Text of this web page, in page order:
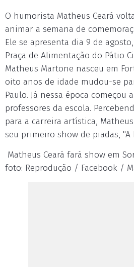
O humorista Matheus Ceará
animar a semana de
Ele se apresenta dia 9 de
Praça de Alimentação do Pátio
Matheus Martone nasceu em
oito anos de idade mudou-se
Paulo. Já nessa época começou
professores da escola.
para a carreira artística,
seu primeiro show de piadas, "A
Matheus Ceará fará show em
foto: Reprodução / Facebook /